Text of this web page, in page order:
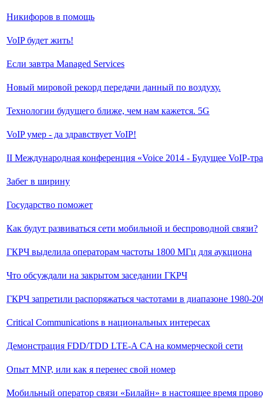
Никифоров в помощь
VoIP будет жить!
Если завтра Managed Services
Новый мировой рекорд передачи данный по воздуху.
Технологии будущего ближе, чем нам кажется. 5G
VoIP умер - да здравствует VoIP!
II Международная конференция «Voice 2014 - Будущее VoIP-
Забег в ширину
Государство поможет
Как будут развиваться сети мобильной и беспроводной связи?
ГКРЧ выделила операторам частоты 1800 МГц для аукциона
Что обсуждали на закрытом заседании ГКРЧ
ГКРЧ запретили распоряжаться частотами в диапазоне 1980-
Critical Communications в национальных интересах
Демонстрация FDD/TDD LTE-A CA на коммерческой сети
Опыт MNP, или как я перенес свой номер
Мобильный оператор связи «Билайн» в настоящее время